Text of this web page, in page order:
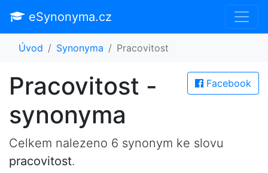
eSynonyma.cz
Úvod Synonyma Pracovitost
Facebook
Pracovitost -
synonyma
Celkem nalezeno 6 synonym ke slovu
pracovitost.